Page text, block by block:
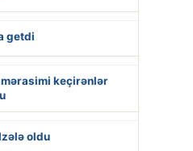
getdi
mərasimi keçirənlər
oldu